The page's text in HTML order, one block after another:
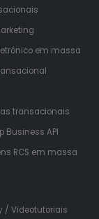
em massa
transacionais
Business API
RCS em massa
/ Videotutoriais